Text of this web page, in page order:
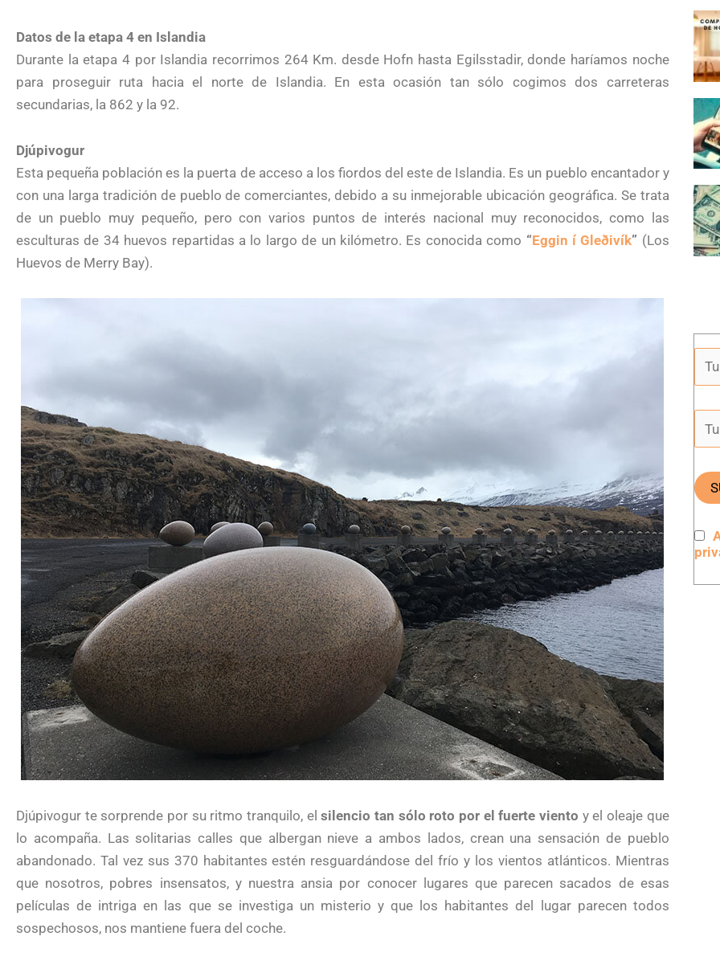
Datos de la etapa 4 en Islandia
Durante la etapa 4 por Islandia recorrimos 264 Km. desde Hofn hasta Egilsstadir, donde haríamos noche
para proseguir ruta hacia el norte de Islandia. En esta ocasión tan sólo cogimos dos carreteras
secundarias, la 862 y la 92.
Djúpivogur
Esta pequeña población es la puerta de acceso a los fiordos del este de Islandia. Es un pueblo encantador y
con una larga tradición de pueblo de comerciantes, debido a su inmejorable ubicación geográfica. Se trata
de un pueblo muy pequeño, pero con varios puntos de interés nacional muy reconocidos, como las
esculturas de 34 huevos repartidas a lo largo de un kilómetro. Es conocida como “Eggin í Gleðivík” (Los
Huevos de Merry Bay).
Djúpivogur te sorprende por su ritmo tranquilo, elsilencio tan sólo roto por el fuerte viento y el oleaje que
lo acompaña. Las solitarias calles que albergan nieve a ambos lados, crean una sensación de pueblo
abandonado. Tal vez sus 370 habitantes estén resguardándose del frío y los vientos atlánticos. Mientras
que nosotros, pobres insensatos, y nuestra ansia por conocer lugares que parecen sacados de esas
películas de intriga en las que se investiga un misterio y que los habitantes del lugar parecen todos
sospechosos, nos mantiene fuera del coche.